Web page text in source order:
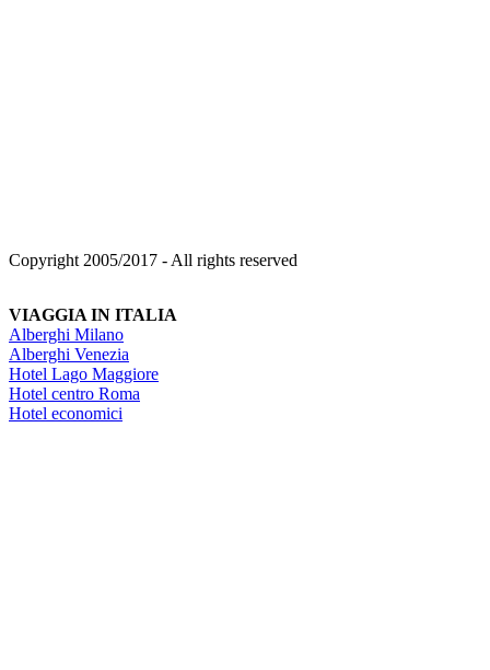
Copyright 2005/2017 - All rights reserved
VIAGGIA IN ITALIA
Alberghi Milano
Alberghi Venezia
Hotel Lago Maggiore
Hotel centro Roma
Hotel economici